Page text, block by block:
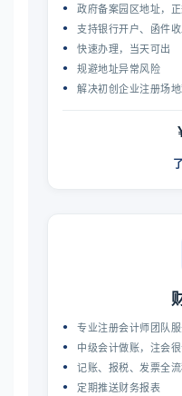
政府备案园区地址，
支持银行开户、函件
快速办理，当天可出
规避地址异常风险
解决初创企业注册场
专业注册会计师团队
中级会计做账，注会
记账、报税、发票全
定期推送财务报表